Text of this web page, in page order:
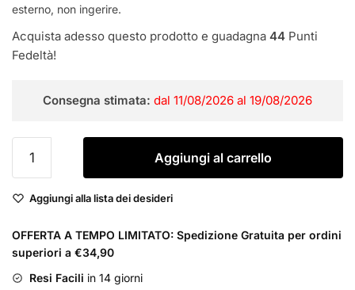
€16,00. €11,11.
esterno, non ingerire.
Acquista adesso questo prodotto e guadagna 44 Punti
Fedeltà!
Consegna stimata: dal 11/08/2026 al 19/08/2026
Cocco
Bagno
Doccia
e
Vellutante
quantità
Aggiungi al carrello
Aggiungi alla lista dei desideri
OFFERTA A TEMPO LIMITATO: Spedizione Gratuita per ordini
superiori a €34,90
Resi Facili in 14 giorni